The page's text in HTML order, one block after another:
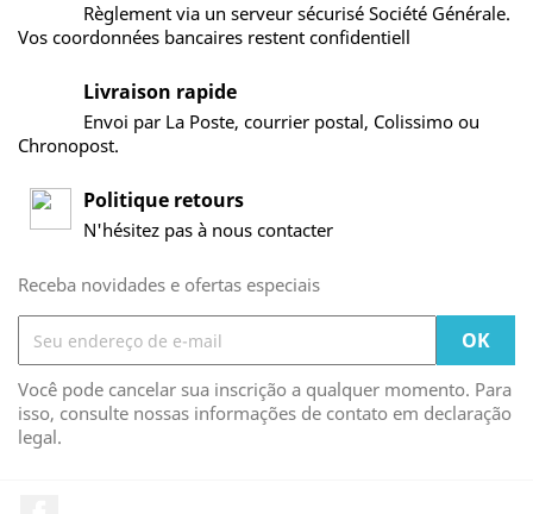
Règlement via un serveur sécurisé Société Générale.
Vos coordonnées bancaires restent confidentiell
Livraison rapide
Envoi par La Poste, courrier postal, Colissimo ou
Chronopost.
Politique retours
N'hésitez pas à nous contacter
Receba novidades e ofertas especiais
Você pode cancelar sua inscrição a qualquer momento. Para
isso, consulte nossas informações de contato em declaração
legal.